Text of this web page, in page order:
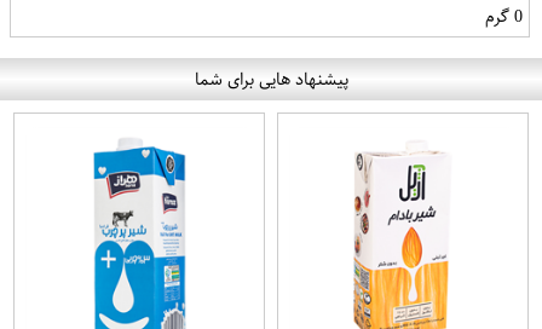
0 گرم
پیشنهاد هایی برای شما